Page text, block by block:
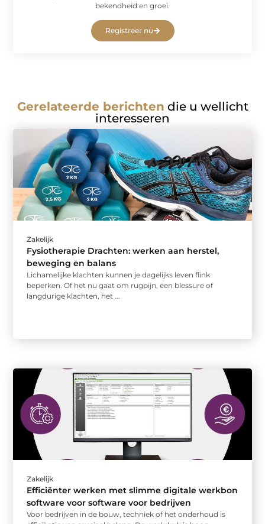
bekendheid en groei.
Registreer nu
Gerelateerde berichten die u wellicht
interesseren
Zakelijk
Fysiotherapie Drachten: werken aan herstel,
beweging en balans
Lichamelijke klachten kunnen je dagelijks leven flink
beperken. Of het nu gaat om rugpijn, een blessure of
langdurige klachten, het ...
Zakelijk
Efficiënter werken met slimme digitale werkbon
software voor software voor bedrijven
Voor bedrijven in de bouw, techniek of het onderhoud is